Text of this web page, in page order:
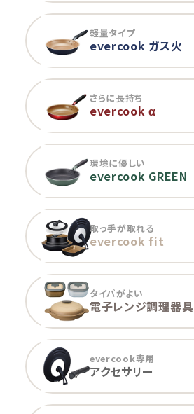
軽量タイプ
evercook ガス火
さらに長持ち
evercook α
環境に優しい
evercook GREEN
取っ手が取れる
evercook fit
タイパがよい
電子レンジ調理器具
evercook専用
アクセサリー